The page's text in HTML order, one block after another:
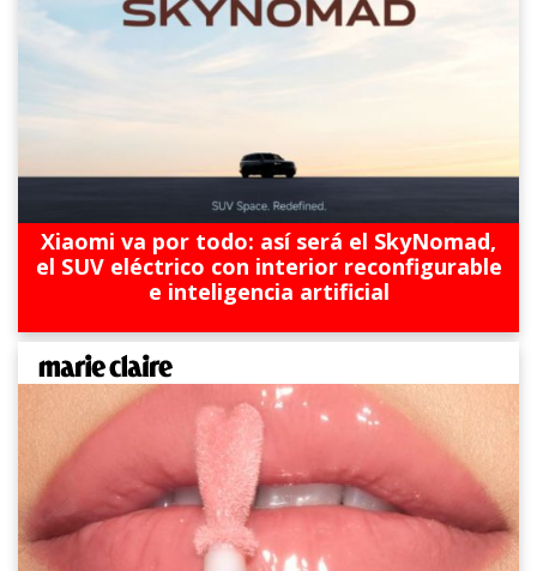
Xiaomi va por todo: así será el SkyNomad,
el SUV eléctrico con interior reconfigurable
e inteligencia artificial